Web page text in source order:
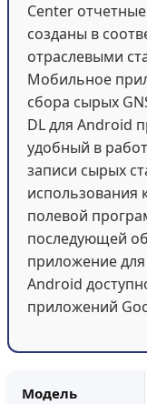
Center
созданы в
отраслевыми
Мобильное
сбора сырых
DL для Android
удобный в
записи сырых
использования
полевой
последующей
приложение
Android
приложений
Модель